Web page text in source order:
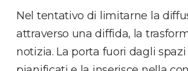
Nel tentativo di limitarne la
attraverso una diffida, la
notizia. La porta fuori dagli